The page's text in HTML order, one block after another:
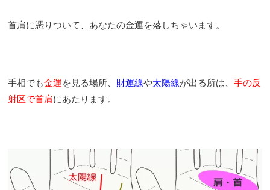
首肩に憑りついて、あなたの金運を落しちゃいます。
手相でも金運を見る場所、 財運線や太陽線が出る所は、 手の反
射区で首肩にあたります。